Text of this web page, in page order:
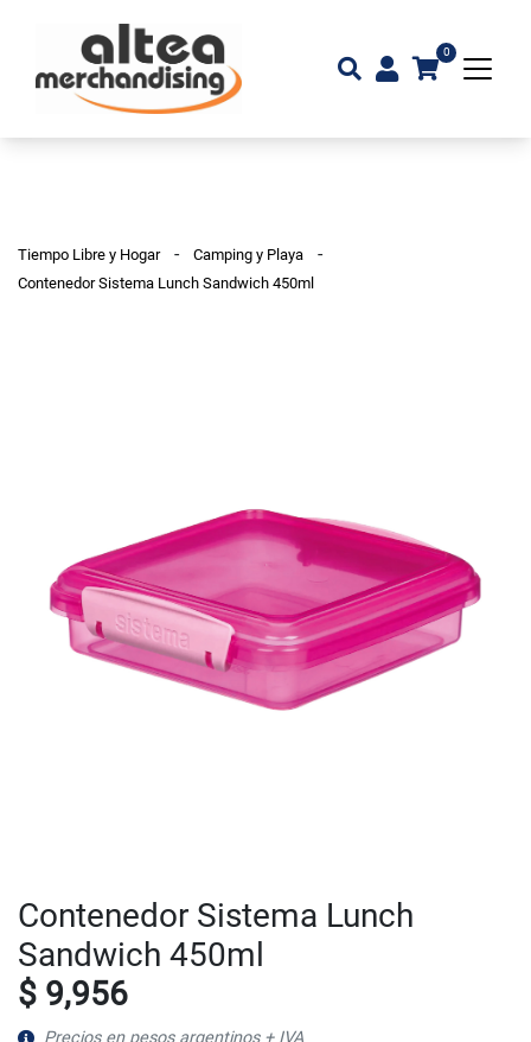
0
Tiempo Libre y Hogar - Camping y Playa -
Contenedor Sistema Lunch Sandwich 450ml
Contenedor Sistema Lunch
Sandwich 450ml
$ 9,956